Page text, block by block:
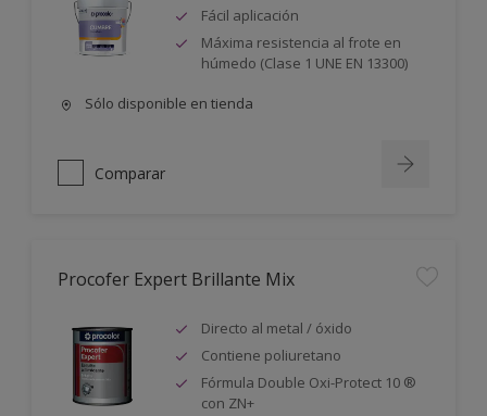
Fácil aplicación
Máxima resistencia al frote en
húmedo (Clase 1 UNE EN 13300)
Sólo disponible en tienda
Comparar
Procofer Expert Brillante Mix
Directo al metal / óxido
Contiene poliuretano
Fórmula Double Oxi-Protect 10 ®
con ZN+